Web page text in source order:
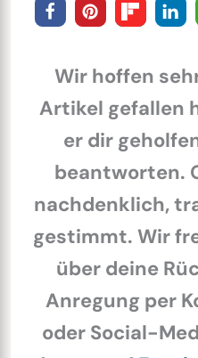
Wir hoffen
Artikel gefallen
er dir
beantworten.
nachdenklich,
gestimmt. Wir
über deine
Anregung per
oder Social-